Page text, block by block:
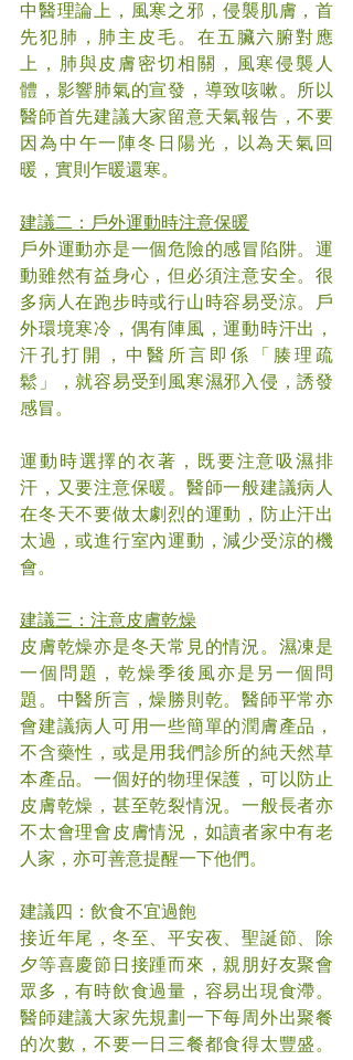
中醫理論上，風寒之邪，侵襲肌膚，首
先犯肺，肺主皮毛。在五臟六腑對應
上，肺與皮膚密切相關，風寒侵襲人
體，影響肺氣的宣發，導致咳嗽。所以
醫師首先建議大家留意天氣報告，不要
因為中午一陣冬日陽光，以為天氣回
暖，實則乍暖還寒。
建議二：戶外運動時注意保暖
戶外運動亦是一個危險的感冒陷阱。運
動雖然有益身心，但必須注意安全。很
多病人在跑步時或行山時容易受涼。戶
外環境寒冷，偶有陣風，運動時汗出，
汗孔打開，中醫所言即係「腠理疏
鬆」，就容易受到風寒濕邪入侵，誘發
感冒。
運動時選擇的衣著，既要注意吸濕排
汗，又要注意保暖。醫師一般建議病人
在冬天不要做太劇烈的運動，防止汗出
太過，或進行室內運動，減少受涼的機
會。
建議三：注意皮膚乾燥
皮膚乾燥亦是冬天常見的情況。濕凍是
一個問題，乾燥季後風亦是另一個問
題。中醫所言，燥勝則乾。醫師平常亦
會建議病人可用一些簡單的潤膚產品，
不含藥性，或是用我們診所的純天然草
本產品。一個好的物理保護，可以防止
皮膚乾燥，甚至乾裂情況。一般長者亦
不太會理會皮膚情況，如讀者家中有老
人家，亦可善意提醒一下他們。
建議四：飲食不宜過飽
接近年尾，冬至、平安夜、聖誕節、除
夕等喜慶節日接踵而來，親朋好友聚會
眾多，有時飲食過量，容易出現食滯。
醫師建議大家先規劃一下每周外出聚餐
的次數，不要一日三餐都食得太豐盛。